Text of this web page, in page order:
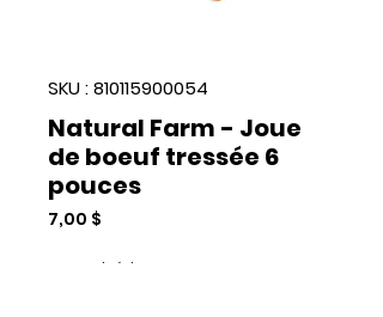
SKU : 810115900054
Natural Farm - Joue
de boeuf tressée 6
pouces
7,00 $
Quantité *